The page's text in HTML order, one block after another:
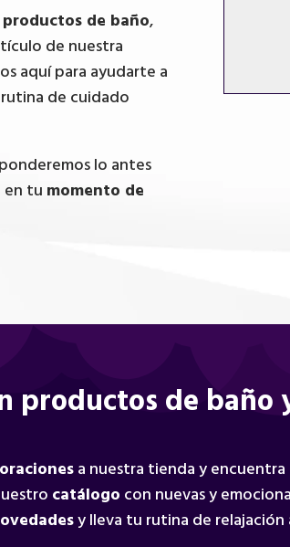
productos de baño,
de nuestra
aquí para ayudarte a
de cuidado
lo antes
en tu momento de
productos de baño
a nuestra tienda y
catálogo con nuevas y
y lleva tu rutina de relajación